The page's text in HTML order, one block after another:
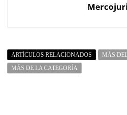
ARTÍCULOS RELACIONADOS
MÁS
MÁS DE LA CATEGORÍA